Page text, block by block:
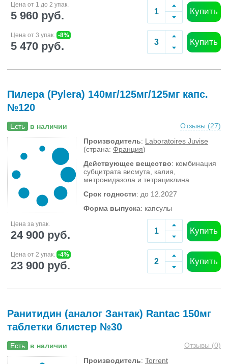
Цена от 1 до 2 упак.
5 960 руб. Купить
Цена от 3 упак. -8%
5 470 руб. Купить
Пилера (Pylera) 140мг/125мг/125мг капс.
№120
Есть в наличии Отзывы (27)
Производитель: Laboratoires Juvise
(страна: Франция)
Действующее вещество: комбинация
субцитрата висмута, калия,
метронидазола и тетрациклина
Срок годности: до 12.2027
Форма выпуска: капсулы
Цена за упак.
24 900 руб. Купить
Цена от 2 упак. -4%
23 900 руб. Купить
Ранитидин (аналог Зантак) Rantac 150мг
таблетки блистер №30
Есть в наличии Отзывы (0)
Производитель: Torrent